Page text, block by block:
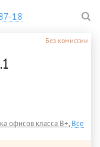
18
Без комиссии
офисов класса B+,Все